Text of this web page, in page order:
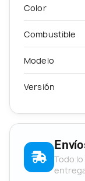
Color
Combustible
Modelo
Versión
Todo